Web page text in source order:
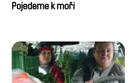
Pojedeme k moři